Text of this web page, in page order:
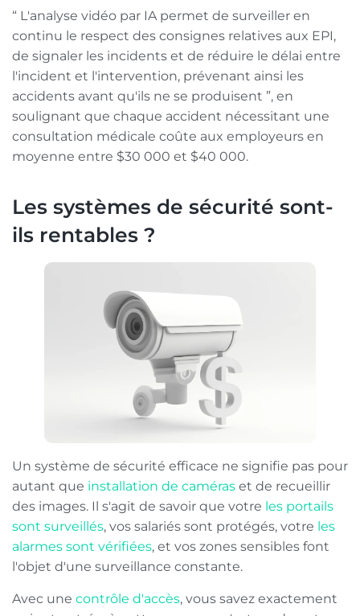
“ L'analyse vidéo par IA permet de surveiller en
continu le respect des consignes relatives aux EPI,
de signaler les incidents et de réduire le délai entre
l'incident et l'intervention, prévenant ainsi les
accidents avant qu'ils ne se produisent ”, en
soulignant que chaque accident nécessitant une
consultation médicale coûte aux employeurs en
moyenne entre $30 000 et $40 000.
Les systèmes de sécurité sont-
ils rentables ?
Un système de sécurité efficace ne signifie pas pour
autant que installation de caméras et de recueillir
des images. Il s'agit de savoir que votre les portails
sont surveillés, vos salariés sont protégés, votre les
alarmes sont vérifiées, et vos zones sensibles font
l'objet d'une surveillance constante.
Avec une contrôle d'accès, vous savez exactement